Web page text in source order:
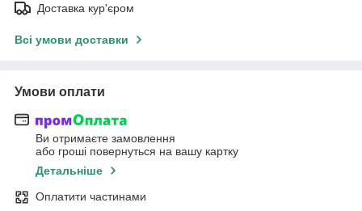
Доставка кур'єром
Всі умови доставки
Умови оплати
Ви отримаєте замовлення
або гроші повернуться на вашу картку
Детальніше
Оплатити частинами